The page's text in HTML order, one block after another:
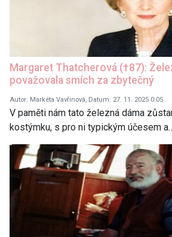
Margaret Thatcherová (†87):
považovala smích za zbytečný
Autor: Markéta Vavřinová, Datum: 27. 11. 2025 0:05
V paměti nám tato železná dáma
kostýmku, s pro ni typickým účesem